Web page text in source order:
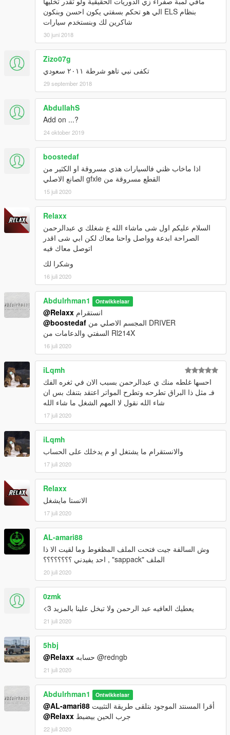
بنظام ELS الي هو تحكم بسفتي يكون احسن وبنكون
شاكرين لك وبنستخدم سيارات
30 juni 2018
Zizo07g
تكفى نبي تاهو شرطة ٢٠١١ سعودي
29 september 2018
AbdullahS
Add on ...?
24 oktober 2019
boostedaf
اذا ماخاب ظني فالسيارات هذي مسروقة او الكثير من
القطع مسروقة من gfxle الصانع الاصلي
15 juli 2020
Relaxx
السلام عليكم اول شى ماشاء الله ع شغلك ي عبدالرحمن
الصراحة ابدعة وواصل واحنا معاك لكن ابي شى اقدر
اتوصل معاك فيه
وشكرا لك
16 juli 2020
Abdulrhman1 Ontwikkelaar
@Relaxx انستقرام
@boostedaf
المجسم الاصلي من DRIVER
السفتي والدعامات من Rl214X
16 juli 2020
iLqmh
احسها غلطه منك ي عبدالرحمن بسبب الان في ثغره الفك
فـ مثل ذا البراق تطرحه وتطرح المواتر اعتقد بتنفك بس ان
شاء الله نقول لا المهم الشغل ما شاء الله
17 juli 2020
iLqmh
والانستقرام ما يشتغل او م يدخلك على الحساب
17 juli 2020
Relaxx
الانستا مايشغل
17 juli 2020
AL-amari88
وش السالفة جيت فتحت الملف المظغوط وما لقيت الا ذا
الملف "sappack" , احد يفيدني ؟؟؟؟؟؟؟؟
20 juli 2020
0zmk
يعطيك العافيه عبد الرحمن ولا تبخل علينا بالمزيد 3>
21 juli 2020
5hbj
@Relaxx
حسابه @redngb
21 juli 2020
Abdulrhman1 Ontwikkelaar
@AL-amari88 أقرا المسنتد الموجود بتلقى طريقة التثبيت
@Relaxx جرب الحين بيضبط
22 juli 2020